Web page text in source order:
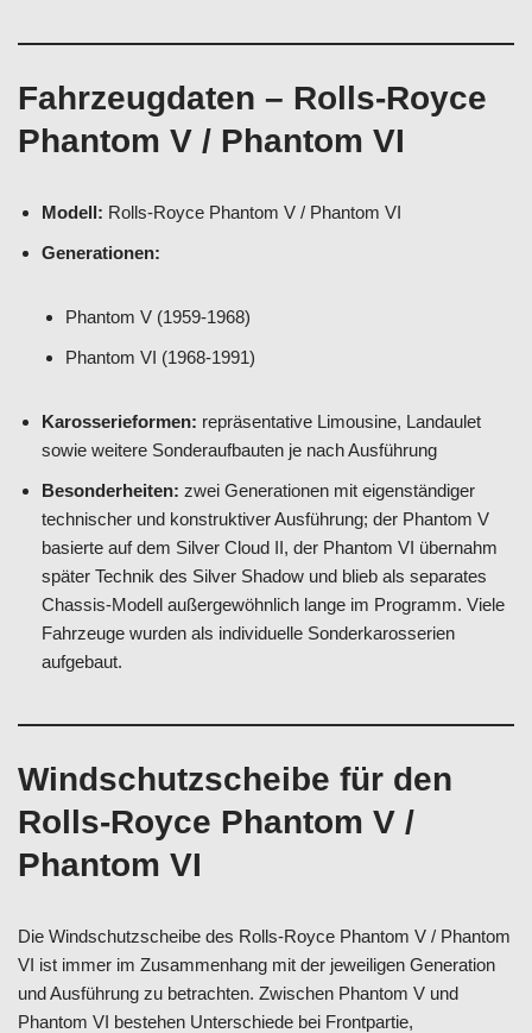
Fahrzeugdaten – Rolls-Royce
Phantom V / Phantom VI
Modell: Rolls-Royce Phantom V / Phantom VI
Generationen:
Phantom V (1959-1968)
Phantom VI (1968-1991)
Karosserieformen: repräsentative Limousine, Landaulet
sowie weitere Sonderaufbauten je nach Ausführung
Besonderheiten: zwei Generationen mit eigenständiger
technischer und konstruktiver Ausführung; der Phantom V
basierte auf dem Silver Cloud II, der Phantom VI übernahm
später Technik des Silver Shadow und blieb als separates
Chassis-Modell außergewöhnlich lange im Programm. Viele
Fahrzeuge wurden als individuelle Sonderkarosserien
aufgebaut.
Windschutzscheibe für den
Rolls-Royce Phantom V /
Phantom VI
Die Windschutzscheibe des Rolls-Royce Phantom V / Phantom
VI ist immer im Zusammenhang mit der jeweiligen Generation
und Ausführung zu betrachten. Zwischen Phantom V und
Phantom VI bestehen Unterschiede bei Frontpartie,